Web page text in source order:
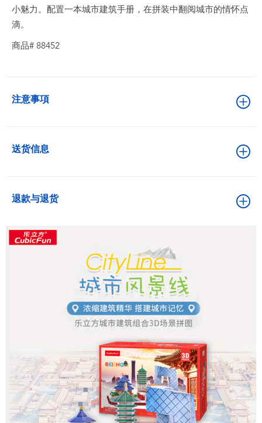
小魅力。配置一本城市建筑手册，在拼装中翻阅城市的情怀点
滴。
商品# 88452
注意事項
送货信息
退款与退货